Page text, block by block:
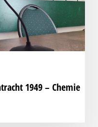
1949 – Chemie